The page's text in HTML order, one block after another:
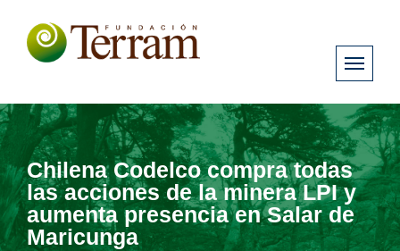
Chilena Codelco compra todas
las acciones de la minera LPI y
aumenta presencia en Salar de
Maricunga